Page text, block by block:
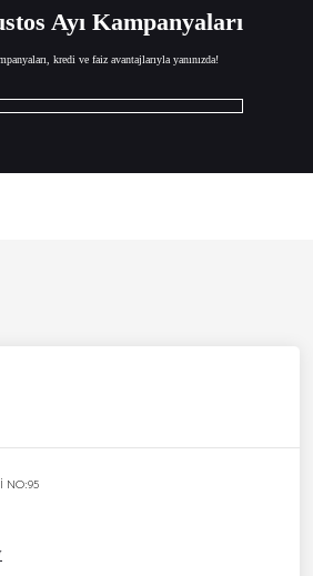
Ayı Kampanyaları
kredi ve faiz avantajlarıyla yanınızda!
NO:95